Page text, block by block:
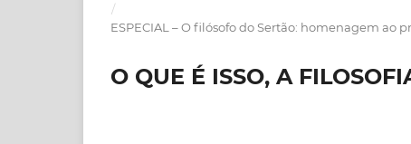
/
ESPECIAL – O filósofo do Sertão: homenagem ao
O QUE É ISSO, A